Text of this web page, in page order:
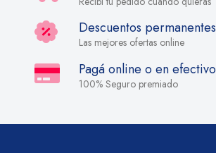
Descuentos permanentes
Las mejores ofertas online
Pagá online o en efectivo
100% Seguro premiado